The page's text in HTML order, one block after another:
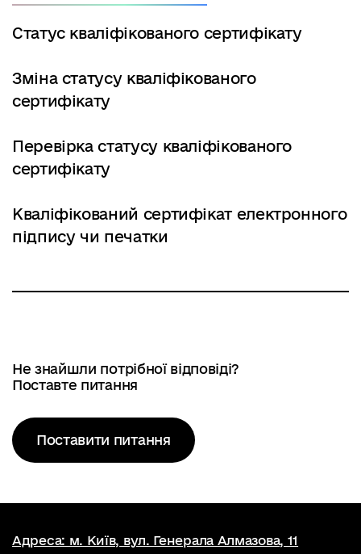
Статус кваліфікованого сертифікату
Зміна статусу кваліфікованого
сертифікату
Перевірка статусу кваліфікованого
сертифікату
Кваліфікований сертифікат електронного
підпису чи печатки
Не знайшли потрібної відповіді?
Поставте питання
Поставити питання
Адреса: м. Київ, вул. Генерала Алмазова, 11